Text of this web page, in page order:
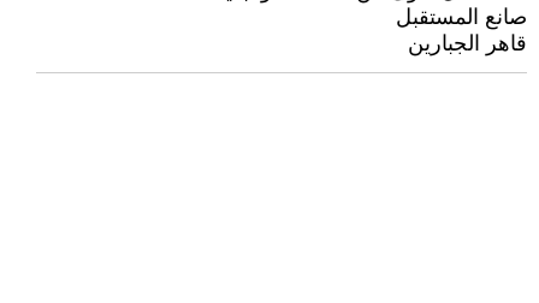
صانع المستقبل
قاهر الجبارين